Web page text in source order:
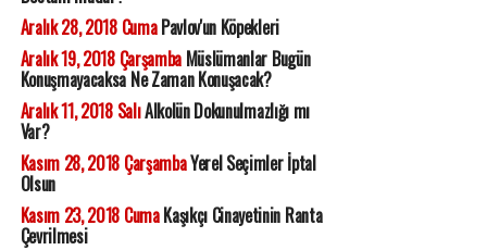
Aralık 28, 2018 CumaPavlov'un Köpekleri
Aralık 19, 2018 ÇarşambaMüslümanlar Bugün
Konuşmayacaksa Ne Zaman Konuşacak?
Aralık 11, 2018 SalıAlkolün Dokunulmazlığı mı
Var?
Kasım 28, 2018 ÇarşambaYerel Seçimler İptal
Olsun
Kasım 23, 2018 CumaKaşıkçı Cinayetinin Ranta
Çevrilmesi